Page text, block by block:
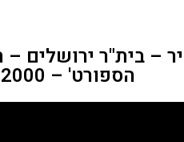
– בית"ר ירושלים
הספורט' – 2000